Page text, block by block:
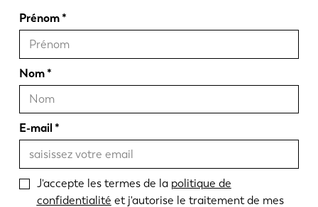
Prénom
Nom
E-mail
J'accepte les termes de la politique de
confidentialité et j'autorise le traitement de mes